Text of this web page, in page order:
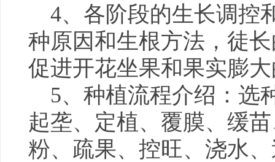
4、各阶段的生长调控
种原因和生根方法，徒
促进开花坐果和果实膨
5、种植流程介绍：选
起垄、定植、覆膜、缓
粉、疏果、控旺、浇水